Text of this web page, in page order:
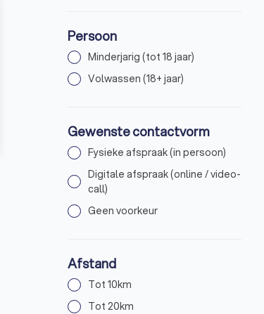
Persoon
Minderjarig (tot 18 jaar)
Volwassen (18+ jaar)
Gewenste contactvorm
Fysieke afspraak (in persoon)
Digitale afspraak (online / video-
call)
Geen voorkeur
Afstand
Tot 10km
Tot 20km